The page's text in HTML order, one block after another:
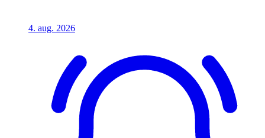
4. aug. 2026